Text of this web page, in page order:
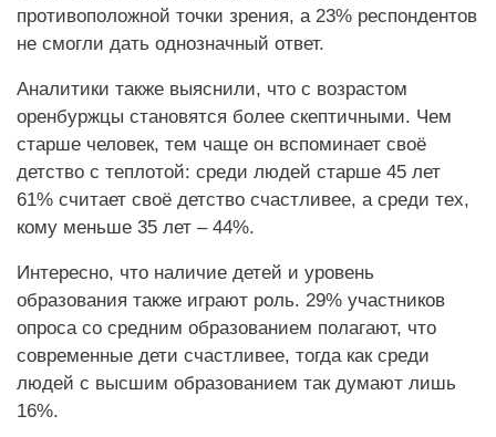
противоположной точки зрения, а 23% респондентов
не смогли дать однозначный ответ.
Аналитики также выяснили, что с возрастом
оренбуржцы становятся более скептичными. Чем
старше человек, тем чаще он вспоминает своё
детство с теплотой: среди людей старше 45 лет
61% считает своё детство счастливее, а среди тех,
кому меньше 35 лет – 44%.
Интересно, что наличие детей и уровень
образования также играют роль. 29% участников
опроса со средним образованием полагают, что
современные дети счастливее, тогда как среди
людей с высшим образованием так думают лишь
16%.